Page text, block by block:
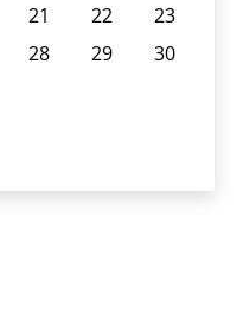
21 22
23
28 29
30